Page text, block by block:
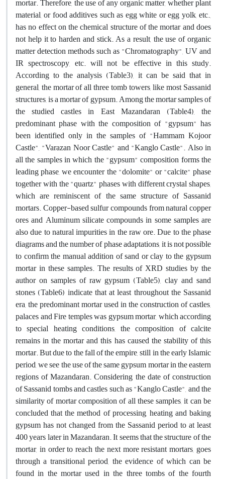
material, or food additives such as egg white or egg yolk, etc.,
has no effect on the chemical structure of the mortar and does
not help it to harden and stick. As a result, the use of organic
matter detection methods such as "Chromatography", UV and
IR spectroscopy, etc. will not be effective in this study.
According to the analysis (Table3), it can be said that in
general, the mortar of all three tomb towers, like most Sassanid
structures, is a mortar of gypsum. Among the mortar samples of
the studied castles in East Mazandaran (Table4), the
predominant phase with the composition of "gypsum" has
been identified only in the samples of "Hammam Kojoor
Castle", "Varazan Noor Castle" and "Kanglo Castle". Also in
all the samples in which the "gypsum" composition forms the
leading phase, we encounter the "dolomite" or "calcite" phase
together with the "quartz" phases with different crystal shapes,
which are reminiscent of the same structure of Sassanid
mortars. Copper-based sulfur compounds from natural copper
ores and Aluminum silicate compounds in some samples are
also due to natural impurities in the raw ore. Due to the phase
diagrams and the number of phase adaptations, it is not possible
to confirm the manual addition of sand or clay to the gypsum
mortar in these samples. The results of XRD studies by the
author on samples of raw gypsum (Table5), clay and sand
stones (Table6) indicate that at least throughout the Sassanid
era, the predominant mortar used in the construction of castles,
palaces and Fire temples was gypsum mortar, which according
to special heating conditions, the composition of calcite
remains in the mortar and this has caused the stability of this
mortar. But due to the fall of the empire, still in the early Islamic
period, we see the use of the same gypsum mortar in the eastern
regions of Mazandaran. Considering the date of construction
of Sassanid tombs and castles such as "Kanglo Castle", and the
similarity of mortar composition of all these samples, it can be
concluded that the method of processing, heating and baking
gypsum has not changed from the Sassanid period to at least
400 years later in Mazandaran. It seems that the structure of the
mortar, in order to reach the next more resistant mortars, goes
through a transitional period, the evidence of which can be
found in the mortar used in the three tombs of the fourth